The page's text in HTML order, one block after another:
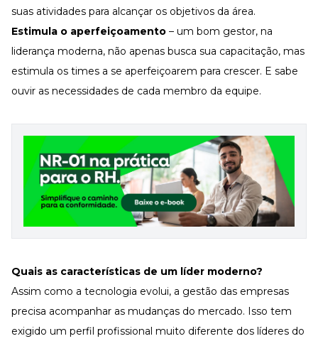
suas atividades para alcançar os objetivos da área.
Estimula o aperfeiçoamento – um bom gestor, na
liderança moderna, não apenas busca sua capacitação, mas
estimula os times a se aperfeiçoarem para crescer. E sabe
ouvir as necessidades de cada membro da equipe.
Quais as características de um líder moderno?
Assim como a tecnologia evolui, a gestão das empresas
precisa acompanhar as mudanças do mercado. Isso tem
exigido um perfil profissional muito diferente dos líderes do